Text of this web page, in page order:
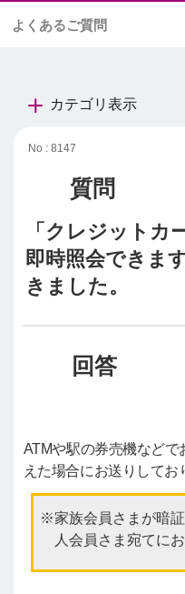
よくあるご質問
カテゴリ表示
No : 8147
「クレジットカ
即時照会できま
きました。
ATMや駅の券売機など
えた場合にお送りしてお
家族会員さまが暗
人会員さま宛てに